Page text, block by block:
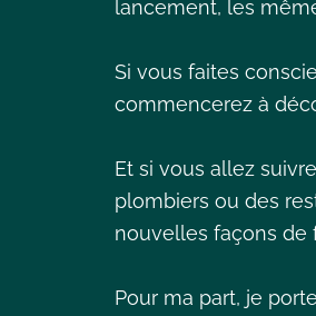
lancement, les
Si vous faites
commencerez à
Et si vous allez
plombiers ou des
nouvelles façons de
Pour ma part, je